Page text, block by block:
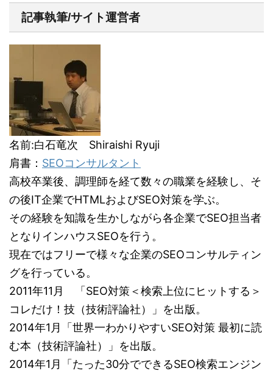
記事執筆/サイト運営者
名前:白石竜次 Shiraishi Ryuji
肩書： SEOコンサルタント
高校卒業後、調理師を経て数々の職業を経験し、そ
の後IT企業でHTMLおよびSEO対策を学ぶ。
その経験を知識を生かしながら各企業でSEO担当者
となりインハウスSEOを行う。
現在ではフリーで様々な企業のSEOコンサルティン
グを行っている。
2011年11月 「SEO対策＜検索上位にヒットする＞
コレだけ！技（技術評論社）」を出版。
2014年1月「世界一わかりやすいSEO対策 最初に読
む本（技術評論社）」を出版。
2014年1月「たった30分でできるSEO検索エンジン